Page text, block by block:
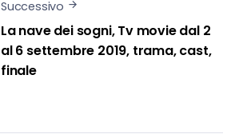
Successivo
La nave dei sogni, Tv movie dal 2
al 6 settembre 2019, trama, cast,
finale